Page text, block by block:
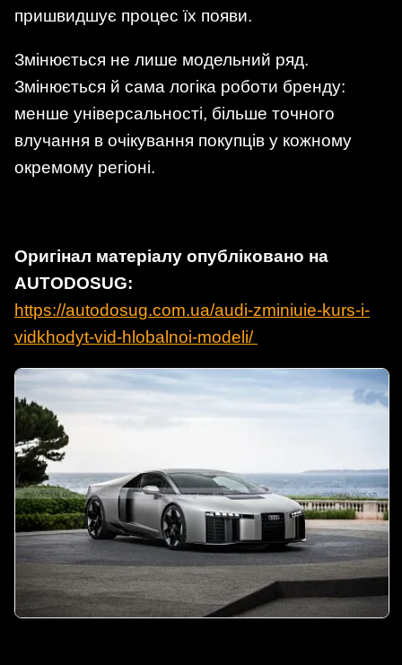
пришвидшує процес їх появи.
Змінюється не лише модельний ряд.
Змінюється й сама логіка роботи бренду:
менше універсальності, більше точного
влучання в очікування покупців у кожному
окремому регіоні.
Оригінал матеріалу опубліковано на
AUTODOSUG:
https://autodosug.com.ua/audi-zminiuie-kurs-i-
vidkhodyt-vid-hlobalnoi-modeli/